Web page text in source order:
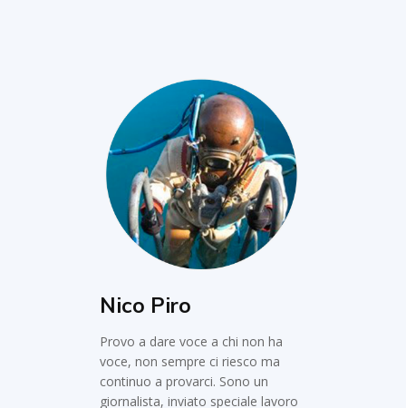
Nico Piro
Provo a dare voce a chi non ha
voce, non sempre ci riesco ma
continuo a provarci. Sono un
giornalista, inviato speciale lavoro